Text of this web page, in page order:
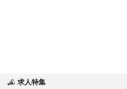
求人特集